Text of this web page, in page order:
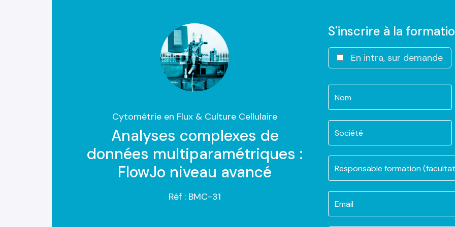
Cytométrie en Flux & Culture Cellulaire
Analyses complexes de
données multiparamétriques :
FlowJo niveau avancé
Réf : BMC-31
S'inscrire à la
En intra, sur demande